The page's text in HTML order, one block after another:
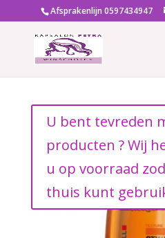
Afsprakenlijn 0597434947
U bent tevreden
producten ? Wij
u op voorraad
thuis kunt